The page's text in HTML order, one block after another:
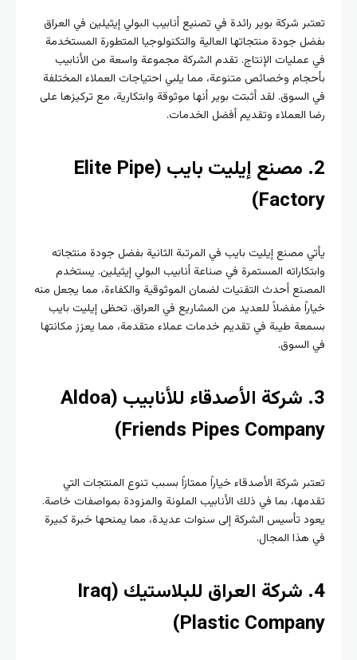
شركة بوير رائدة في تصنيع أنابيب البولي إيثيلين في العراق
جودة منتجاتها العالية والتكنولوجيا المتطورة المستخدمة
الإنتاج. تقدم الشركة مجموعة واسعة من الأنابيب
وخصائص متنوعة، مما يلبي احتياجات العملاء المختلفة
لقد أثبتت بوير أنها موثوقة وابتكارية، مع تركيزها على
العملاء وتقديم أفضل الخدمات.
2. مصنع إيليت بايب (Elite Pipe
مصنع إيليت بايب في المرتبة الثانية بفضل جودة منتجاته
المستمرة في صناعة أنابيب البولي إيثيلين. يستخدم
أحدث التقنيات لضمان الموثوقية والكفاءة، مما يجعل منه
مفضلاً للعديد من المشاريع في العراق. تحظى إيليت بايب
طيبة في تقديم خدمات عملاء متقدمة، مما يعزز مكانتها
3. شركة الأصدقاء للأنابيب (Aldoa
Friends Pipes
شركة الأصدقاء خياراً ممتازاً بسبب تنوع المنتجات التي
بما في ذلك الأنابيب الملونة والمزودة بمواصفات خاصة.
تأسيس الشركة إلى سنوات عديدة، مما يمنحها خبرة كبيرة
المجال.
4. شركة العراق للبلاستيك (Iraq
Plastic